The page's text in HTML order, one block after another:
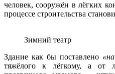
человек, сооружён в лёгких
процессе строительства
Зимний театр
Здание как бы поставлено
тяжёлого к лёгкому, а от